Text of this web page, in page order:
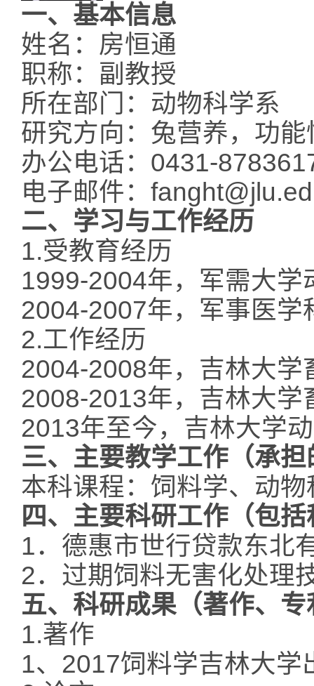
一、基本信息
姓名：房恒通
职称：副教授
所在部门：动物科学系
研究方向：兔营养，功能
办公电话：0431-
电子邮件：
二、 学习与工作经历
1.受教育经历
1999-2004年，军需大学
2004-2007年，军事医
2.工作经历
2004-2008年，吉林大学
2008-2013年，吉林大学
2013年至今，吉林大学
三、 主要教学工作（承
本科课程：饲料学、动
四、主要科研工作（包
1．德惠市世行贷款东北
2．过期饲料无害化处理
五、科研成果（著作、
1.著作
1、2017饲料学吉林大学